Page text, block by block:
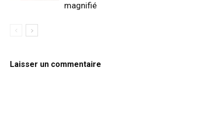
magnifié
Laisser un commentaire